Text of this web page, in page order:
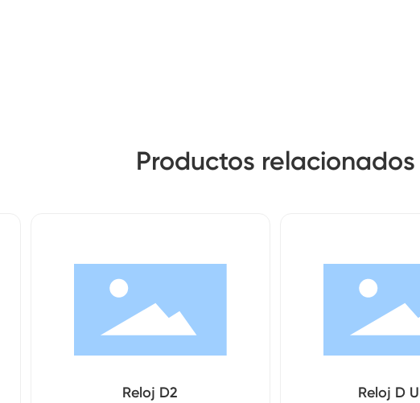
Productos relacionados
Reloj D2 Reloj D